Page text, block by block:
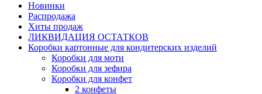
Новинки
Распродажа
Хиты продаж
ЛИКВИДАЦИЯ ОСТАТКОВ
Коробки картонные для кондитерских изделий
Коробки для моти
Коробки для зефира
Коробки для конфет
2 конфеты